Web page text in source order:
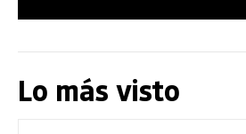
Lo más visto